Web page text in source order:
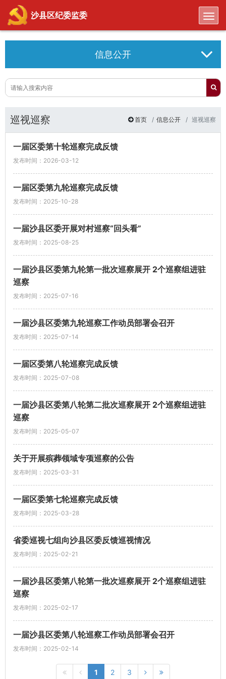
沙县区纪委监委
信息公开
巡视巡察 首页 信息公开 巡视巡察
一届区委第十轮巡察完成反馈
发布时间：2026-03-12
一届区委第九轮巡察完成反馈
发布时间：2025-10-28
一届沙县区委开展对村巡察“回头看”
发布时间：2025-08-25
一届沙县区委第九轮第一批次巡察展开 2个巡察组进驻
巡察
发布时间：2025-07-16
一届沙县区委第九轮巡察工作动员部署会召开
发布时间：2025-07-14
一届区委第八轮巡察完成反馈
发布时间：2025-07-08
一届沙县区委第八轮第二批次巡察展开 2个巡察组进驻
巡察
发布时间：2025-05-07
关于开展殡葬领域专项巡察的公告
发布时间：2025-03-31
一届区委第七轮巡察完成反馈
发布时间：2025-03-28
省委巡视七组向沙县区委反馈巡视情况
发布时间：2025-02-21
一届沙县区委第八轮第一批次巡察展开 2个巡察组进驻
巡察
发布时间：2025-02-17
一届沙县区委第八轮巡察工作动员部署会召开
发布时间：2025-02-14
1 2 3